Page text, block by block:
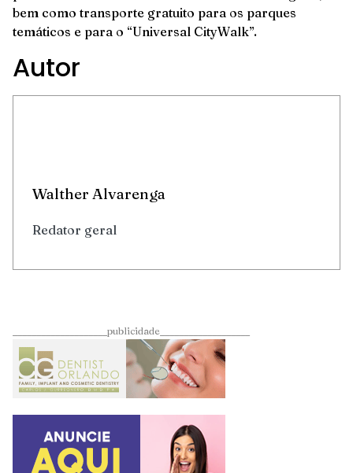
bem como transporte gratuito para os parques
temáticos e para o “Universal CityWalk”.
Autor
Walther Alvarenga
Redator geral
____________________publicidade___________________